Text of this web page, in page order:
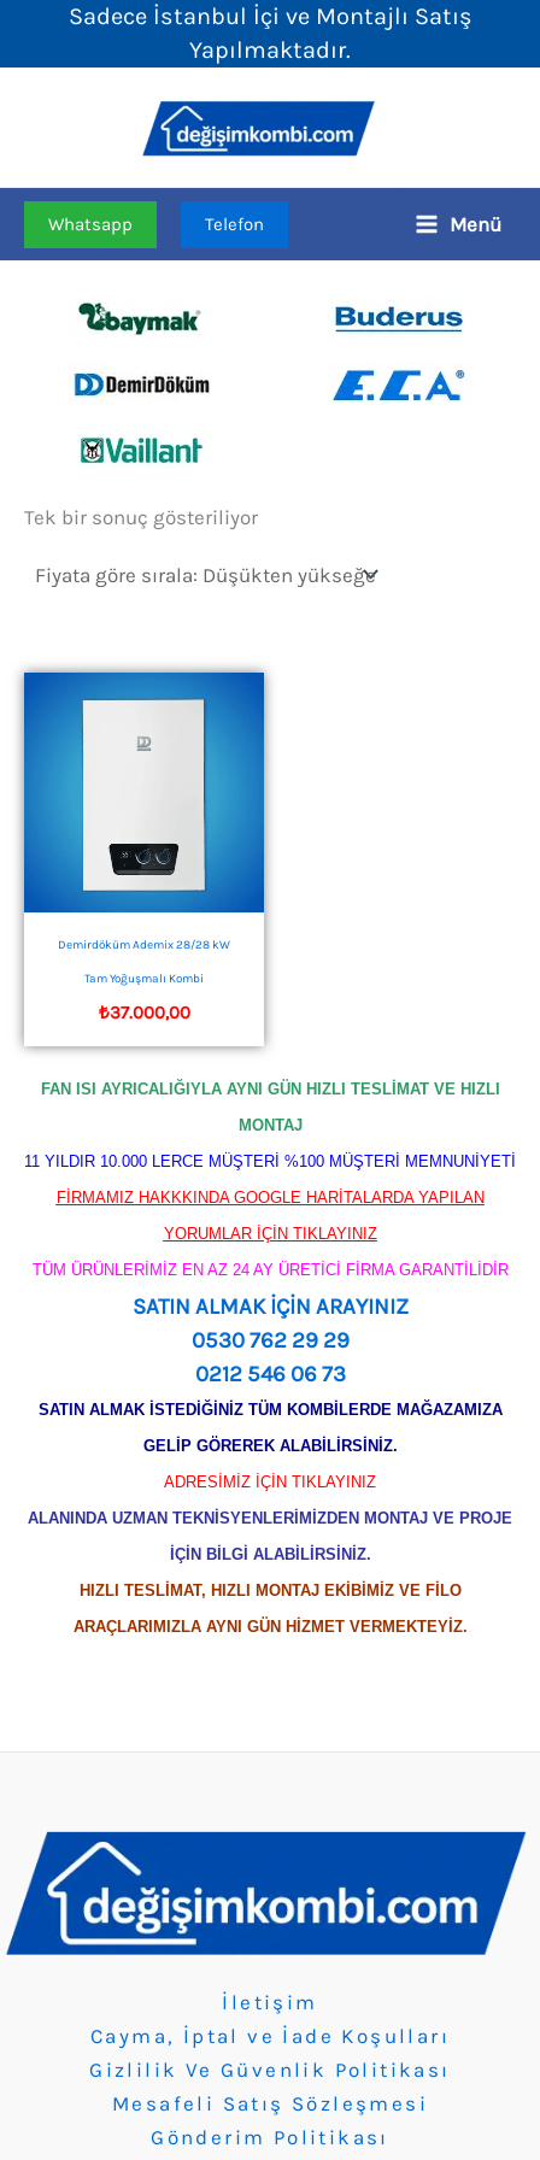
Sadece İstanbul İçi ve Montajlı Satış
Yapılmaktadır.
Whatsapp Telefon Menü
Tek bir sonuç gösteriliyor
Demirdöküm Ademix 28/28 kW
Tam Yoğuşmalı Kombi
₺37.000,00
FAN ISI AYRICALIĞIYLA AYNI GÜN HIZLI TESLİMAT VE HIZLI
MONTAJ
11 YILDIR 10.000 LERCE MÜŞTERİ %100 MÜŞTERİ MEMNUNİYETİ
FİRMAMIZ HAKKKINDA GOOGLE HARİTALARDA YAPILAN
YORUMLAR İÇİN TIKLAYINIZ
TÜM ÜRÜNLERİMİZ EN AZ 24 AY ÜRETİCİ FİRMA GARANTİLİDİR
SATIN ALMAK İÇİN ARAYINIZ
0530 762 29 29
0212 546 06 73
SATIN ALMAK İSTEDİĞİNİZ TÜM KOMBİLERDE MAĞAZAMIZA
GELİP GÖREREK ALABİLİRSİNİZ.
ADRESİMİZ İÇİN TIKLAYINIZ
ALANINDA UZMAN TEKNİSYENLERİMİZDEN MONTAJ VE PROJE
İÇİN BİLGİ ALABİLİRSİNİZ.
HIZLI TESLİMAT, HIZLI MONTAJ EKİBİMİZ VE FİLO
ARAÇLARIMIZLA AYNI GÜN HİZMET VERMEKTEYİZ.
İletişim
Cayma, İptal ve İade Koşulları
Gizlilik Ve Güvenlik Politikası
Mesafeli Satış Sözleşmesi
Gönderim Politikası